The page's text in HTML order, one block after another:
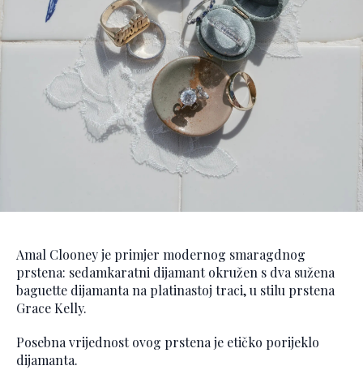
Amal Clooney je primjer modernog smaragdnog
prstena: sedamkaratni dijamant okružen s dva sužena
baguette dijamanta na platinastoj traci, u stilu prstena
Grace Kelly.
Posebna vrijednost ovog prstena je etičko porijeklo
dijamanta.